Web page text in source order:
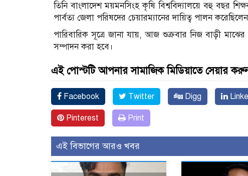
তিনি বাংলাদেশ ময়মনসিংহ কৃষি বিশ্ববিদ্যালয়ে বহু বছর
পার্বত্য জেলা পরিষদের চেয়ারম্যানের দায়িত্ব পালন
পারিবারিক সূত্রে জানা যায়, আজ শুক্রবার নিজ বাড়ী মাঝের
সম্পাদন করা হবে।
এই পোস্টটি আপনার সামাজিক মিডিয়াতে সেয়ার
Facebook Twitter Digg
Pinterest Print
এই বিভাগের আরও খবর